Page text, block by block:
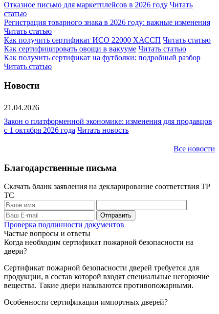
Отказное письмо для маркетплейсов в 2026 году Читать
статью
Регистрация товарного знака в 2026 году: важные изменения
Читать статью
Как получить сертификат ИСО 22000 ХАССП Читать статью
Как сертифицировать овощи в вакууме Читать статью
Как получить сертификат на футболки: подробный разбор
Читать статью
Новости
21.04.2026
Закон о платформенной экономике: изменения для продавцов
с 1 октября 2026 года Читать новость
Все новости
Благодарственные письма
Скачать бланк заявления на декларирование соответствия ТР
ТС
Проверка подлинности документов
Частые вопросы и ответы
Когда необходим сертификат пожарной безопасности на
двери?
Сертификат пожарной безопасности дверей требуется для
продукции, в состав которой входят специальные негорючие
вещества. Такие двери называются противопожарными.
Особенности сертификации импортных дверей?